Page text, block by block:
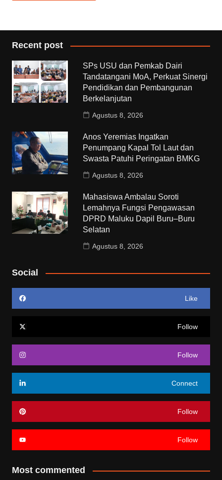
Recent post
SPs USU dan Pemkab Dairi
Tandatangani MoA, Perkuat Sinergi
Pendidikan dan Pembangunan
Berkelanjutan
Agustus 8, 2026
Anos Yeremias Ingatkan
Penumpang Kapal Tol Laut dan
Swasta Patuhi Peringatan BMKG
Agustus 8, 2026
Mahasiswa Ambalau Soroti
Lemahnya Fungsi Pengawasan
DPRD Maluku Dapil Buru–Buru
Selatan
Agustus 8, 2026
Social
Like
Follow
Follow
Connect
Follow
Follow
Most commented